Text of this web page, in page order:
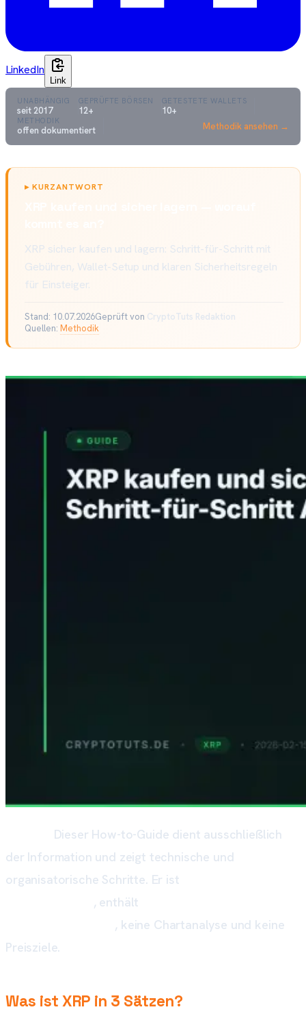
LinkedIn
Link
UNABHÄNGIG
seit 2017
GEPRÜFTE BÖRSEN
12+
GETESTETE WALLETS
10+
METHODIK
offen dokumentiert Methodik ansehen →
▸KURZANTWORT
XRP sicher kaufen und lagern: Schritt-für-Schritt mit
Gebühren, Wallet-Setup und klaren Sicherheitsregeln
für Einsteiger.
Stand: 10.07.2026Geprüft von CryptoTuts Redaktion
Quellen: Methodik
Dieser How-to-Guide dient ausschließlich
der Information und zeigt technische und
organisatorische Schritte. Er ist
, enthält
, keine Chartanalyse und keine
Preisziele.
Was ist XRP in 3 Sätzen?